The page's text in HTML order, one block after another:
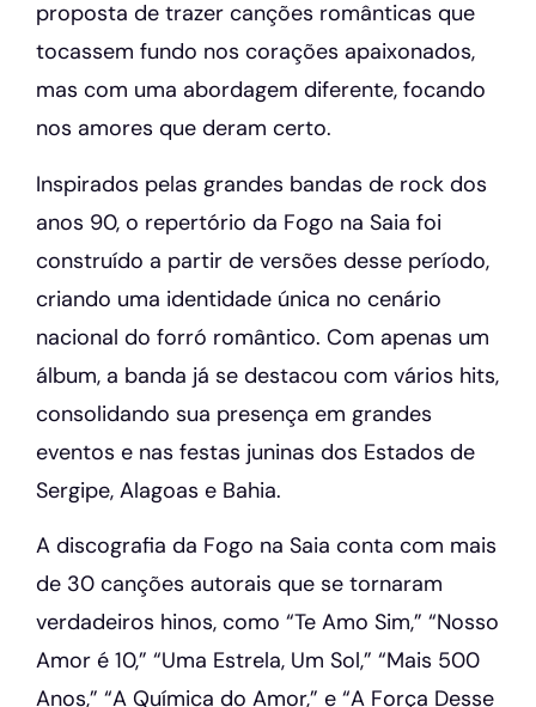
proposta de trazer canções românticas que
tocassem fundo nos corações apaixonados,
mas com uma abordagem diferente, focando
nos amores que deram certo.
Inspirados pelas grandes bandas de rock dos
anos 90, o repertório da Fogo na Saia foi
construído a partir de versões desse período,
criando uma identidade única no cenário
nacional do forró romântico. Com apenas um
álbum, a banda já se destacou com vários hits,
consolidando sua presença em grandes
eventos e nas festas juninas dos Estados de
Sergipe, Alagoas e Bahia.
A discografia da Fogo na Saia conta com mais
de 30 canções autorais que se tornaram
verdadeiros hinos, como “Te Amo Sim,” “Nosso
Amor é 10,” “Uma Estrela, Um Sol,” “Mais 500
Anos,” “A Química do Amor,” e “A Força Desse